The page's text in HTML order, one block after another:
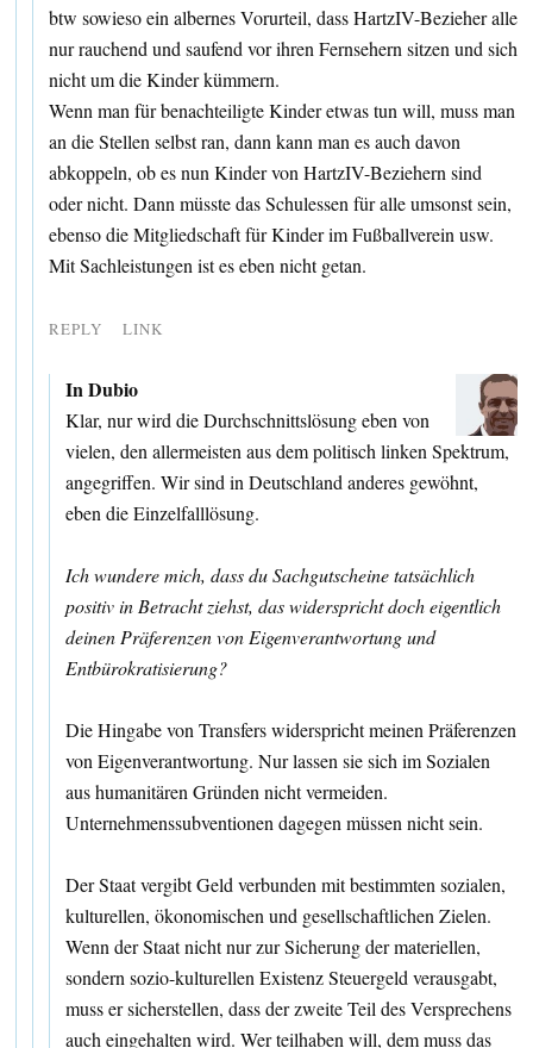
btw sowieso ein albernes Vorurteil, dass HartzIV-Bezieher alle
nur rauchend und saufend vor ihren Fernsehern sitzen und sich
nicht um die Kinder kümmern.
Wenn man für benachteiligte Kinder etwas tun will, muss man
an die Stellen selbst ran, dann kann man es auch davon
abkoppeln, ob es nun Kinder von HartzIV-Beziehern sind
oder nicht. Dann müsste das Schulessen für alle umsonst sein,
ebenso die Mitgliedschaft für Kinder im Fußballverein usw.
Mit Sachleistungen ist es eben nicht getan.
REPLY LINK
In Dubio
Klar, nur wird die Durchschnittslösung eben von
vielen, den allermeisten aus dem politisch linken Spektrum,
angegriffen. Wir sind in Deutschland anderes gewöhnt,
eben die Einzelfalllösung.
Ich wundere mich, dass du Sachgutscheine tatsächlich
positiv in Betracht ziehst, das widerspricht doch eigentlich
deinen Präferenzen von Eigenverantwortung und
Entbürokratisierung?
Die Hingabe von Transfers widerspricht meinen Präferenzen
von Eigenverantwortung. Nur lassen sie sich im Sozialen
aus humanitären Gründen nicht vermeiden.
Unternehmenssubventionen dagegen müssen nicht sein.
Der Staat vergibt Geld verbunden mit bestimmten sozialen,
kulturellen, ökonomischen und gesellschaftlichen Zielen.
Wenn der Staat nicht nur zur Sicherung der materiellen,
sondern sozio-kulturellen Existenz Steuergeld verausgabt,
muss er sicherstellen, dass der zweite Teil des Versprechens
auch eingehalten wird. Wer teilhaben will, dem muss das